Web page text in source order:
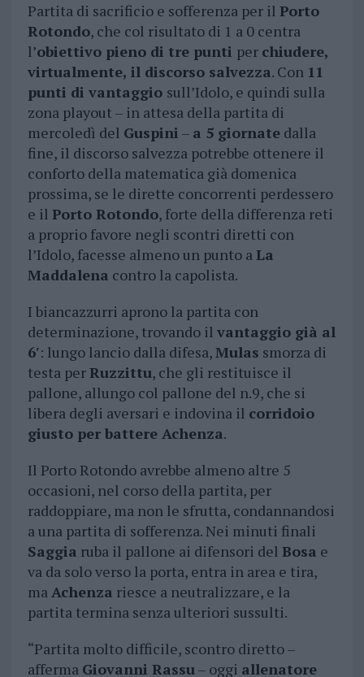
Partita di sacrificio e sofferenza per il Porto
Rotondo, che col risultato di 1 a 0 centra
l’obiettivo pieno di tre punti per chiudere,
virtualmente, il discorso salvezza. Con 11
punti di vantaggio sull’Idolo, e quindi sulla
zona playout – in attesa della partita di
mercoledì del Guspini – a 5 giornatedalla
fine, il discorso salvezza potrebbe ottenere il
conforto della matematica già domenica
prossima, se le dirette concorrenti perdessero
e il Porto Rotondo, forte della differenza reti
a proprio favore negli scontri diretti con
l’Idolo, facesse almeno un punto aLa
Maddalena contro la capolista.
I biancazzurri aprono la partita con
determinazione, trovando il vantaggio già al
6′: lungo lancio dalla difesa,Mulas smorza di
testa perRuzzittu, che gli restituisce il
pallone, allungo col pallone del n.9, che si
libera degli aversari e indovina il corridoio
giusto per battere Achenza.
Il Porto Rotondo avrebbe almeno altre 5
occasioni, nel corso della partita, per
raddoppiare, ma non le sfrutta, condannandosi
a una partita di sofferenza. Nei minuti finali
Saggia ruba il pallone ai difensori del Bosa e
va da solo verso la porta, entra in area e tira,
maAchenza riesce a neutralizzare, e la
partita termina senza ulteriori sussulti.
“Partita molto difficile, scontro diretto –
afferma Giovanni Rassu– oggi allenatore